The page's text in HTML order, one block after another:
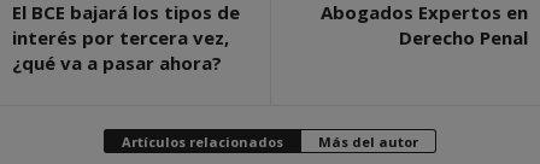
El BCE bajará los tipos de
interés por tercera vez,
¿qué va a pasar ahora?
Abogados Expertos en
Derecho Penal
Artículos relacionados Más del autor